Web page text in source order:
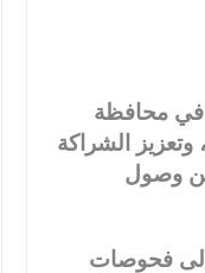
في محافظة
وتعزيز الشراكة
وصول
إلى فحوصات